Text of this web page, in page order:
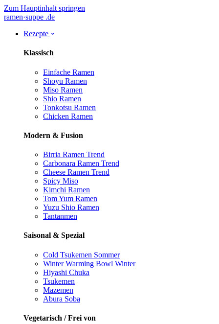
Zum Hauptinhalt springen
ramen·suppe .de
Rezepte
Klassisch
Einfache Ramen
Shoyu Ramen
Miso Ramen
Shio Ramen
Tonkotsu Ramen
Chicken Ramen
Modern & Fusion
Birria Ramen Trend
Carbonara Ramen Trend
Cheese Ramen Trend
Spicy Miso
Kimchi Ramen
Tom Yum Ramen
Yuzu Shio Ramen
Tantanmen
Saisonal & Spezial
Cold Tsukemen Sommer
Winter Warming Bowl Winter
Hiyashi Chuka
Tsukemen
Mazemen
Abura Soba
Vegetarisch / Frei von